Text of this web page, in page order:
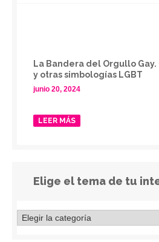
La Bandera del Orgullo
y otras simbologías LGBT
junio 20, 2024
LEER MÁS
Elige el tema de tu